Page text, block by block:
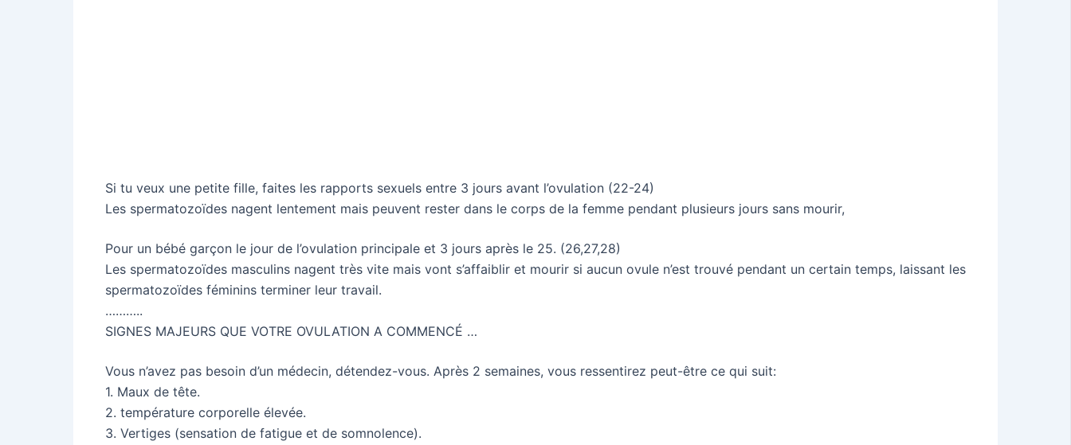
Si tu veux une petite fille, faites les rapports sexuels entre 3 jours avant l’ovulation (22-24)
Les spermatozoïdes nagent lentement mais peuvent rester dans le corps de la femme pendant plusieurs jours sans mourir,
Pour un bébé garçon le jour de l’ovulation principale et 3 jours après le 25. (26,27,28)
Les spermatozoïdes masculins nagent très vite mais vont s’affaiblir et mourir si aucun ovule n’est trouvé pendant un certain temps, laissant les
spermatozoïdes féminins terminer leur travail.
………..
SIGNES MAJEURS QUE VOTRE OVULATION A COMMENCÉ …
Vous n’avez pas besoin d’un médecin, détendez-vous. Après 2 semaines, vous ressentirez peut-être ce qui suit:
1. Maux de tête.
2. température corporelle élevée.
3. Vertiges (sensation de fatigue et de somnolence).